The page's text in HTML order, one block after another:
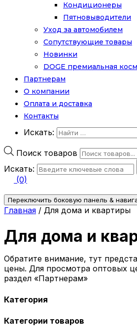
Кондиционеры
Пятновыводители
Уход за автомобилем
Сопутствующие товары
Новинки
DOGE премиальная
Партнерам
О компании
Оплата и доставка
Контакты
Искать:
Поиск товаров
Искать:
(0)
Переключить боковую панель &
Главная / Для дома и квартиры
Для дома и
Обратите внимание, тут
цены. Для просмотра оптовых
раздел «Партнерам»
Категория
Категории товаров